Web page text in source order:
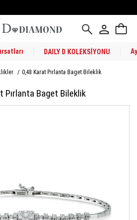
DAILY D KOLEKSİYONU
/ 0,48 Karat Pırlanta Baget Bileklik
Pırlanta Baget Bileklik